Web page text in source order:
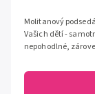
Molitanový
Vašich dětí -
nepohodlné,